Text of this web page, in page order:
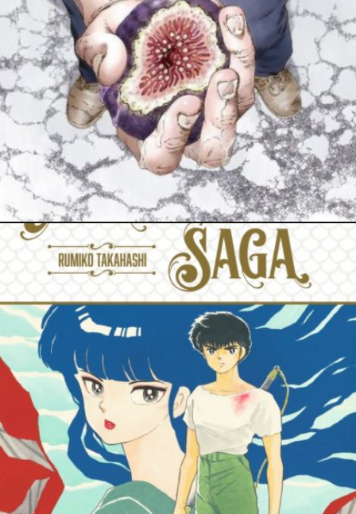
18 décembre 2021
21 novembre 2021